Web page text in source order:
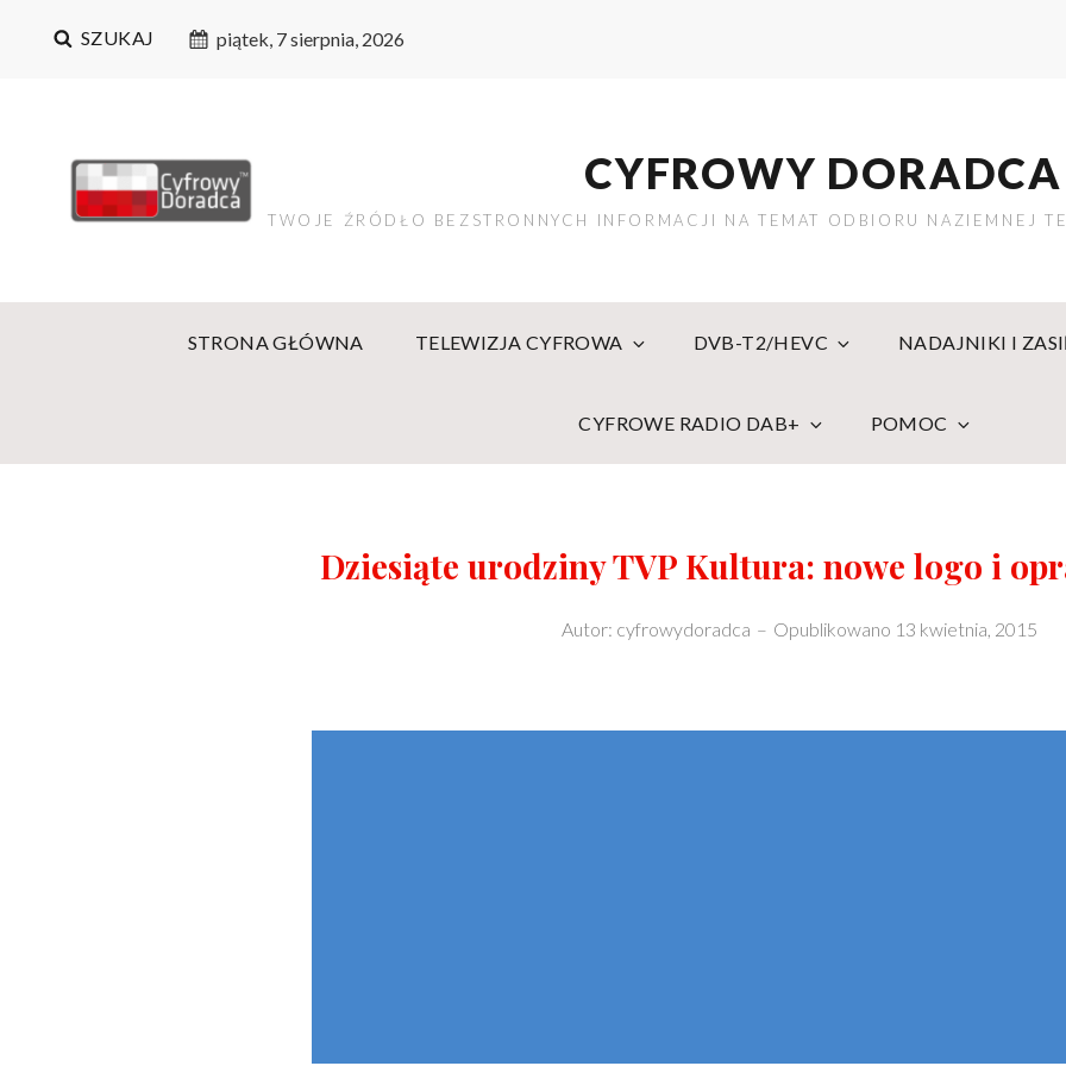
SZUKAJ piątek, 7 sierpnia, 2026
CYFROWY DORADCA
TWOJE ŹRÓDŁO BEZSTRONNYCH INFORMACJI NA TEMAT ODBIORU NAZIEMNEJ
STRONA GŁÓWNA TELEWIZJA CYFROWA DVB-T2/HEVC NADAJNIKI I
CYFROWE RADIO DAB+ POMOC
Dziesiąte urodziny TVP Kultura: nowe logo i
Autor: cyfrowydoradca – Opublikowano 13 kwietnia, 2015